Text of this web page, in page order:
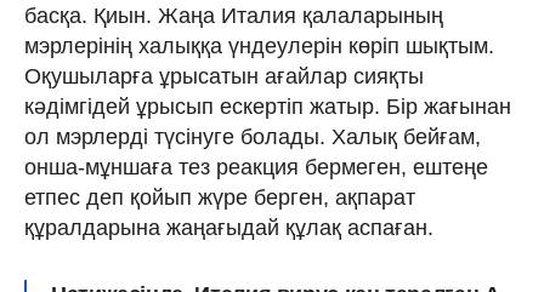
басқа. Қиын. Жаңа Италия қалаларының
мэрлерінің халыққа үндеулерін көріп шықтым.
Оқушыларға ұрысатын ағайлар сияқты
кәдімгідей ұрысып ескертіп жатыр. Бір жағынан
ол мэрлерді түсінуге болады. Халық бейғам,
онша-мұншаға тез реакция бермеген, ештеңе
етпес деп қойып жүре берген, ақпарат
құралдарына жаңағыдай құлақ аспаған.